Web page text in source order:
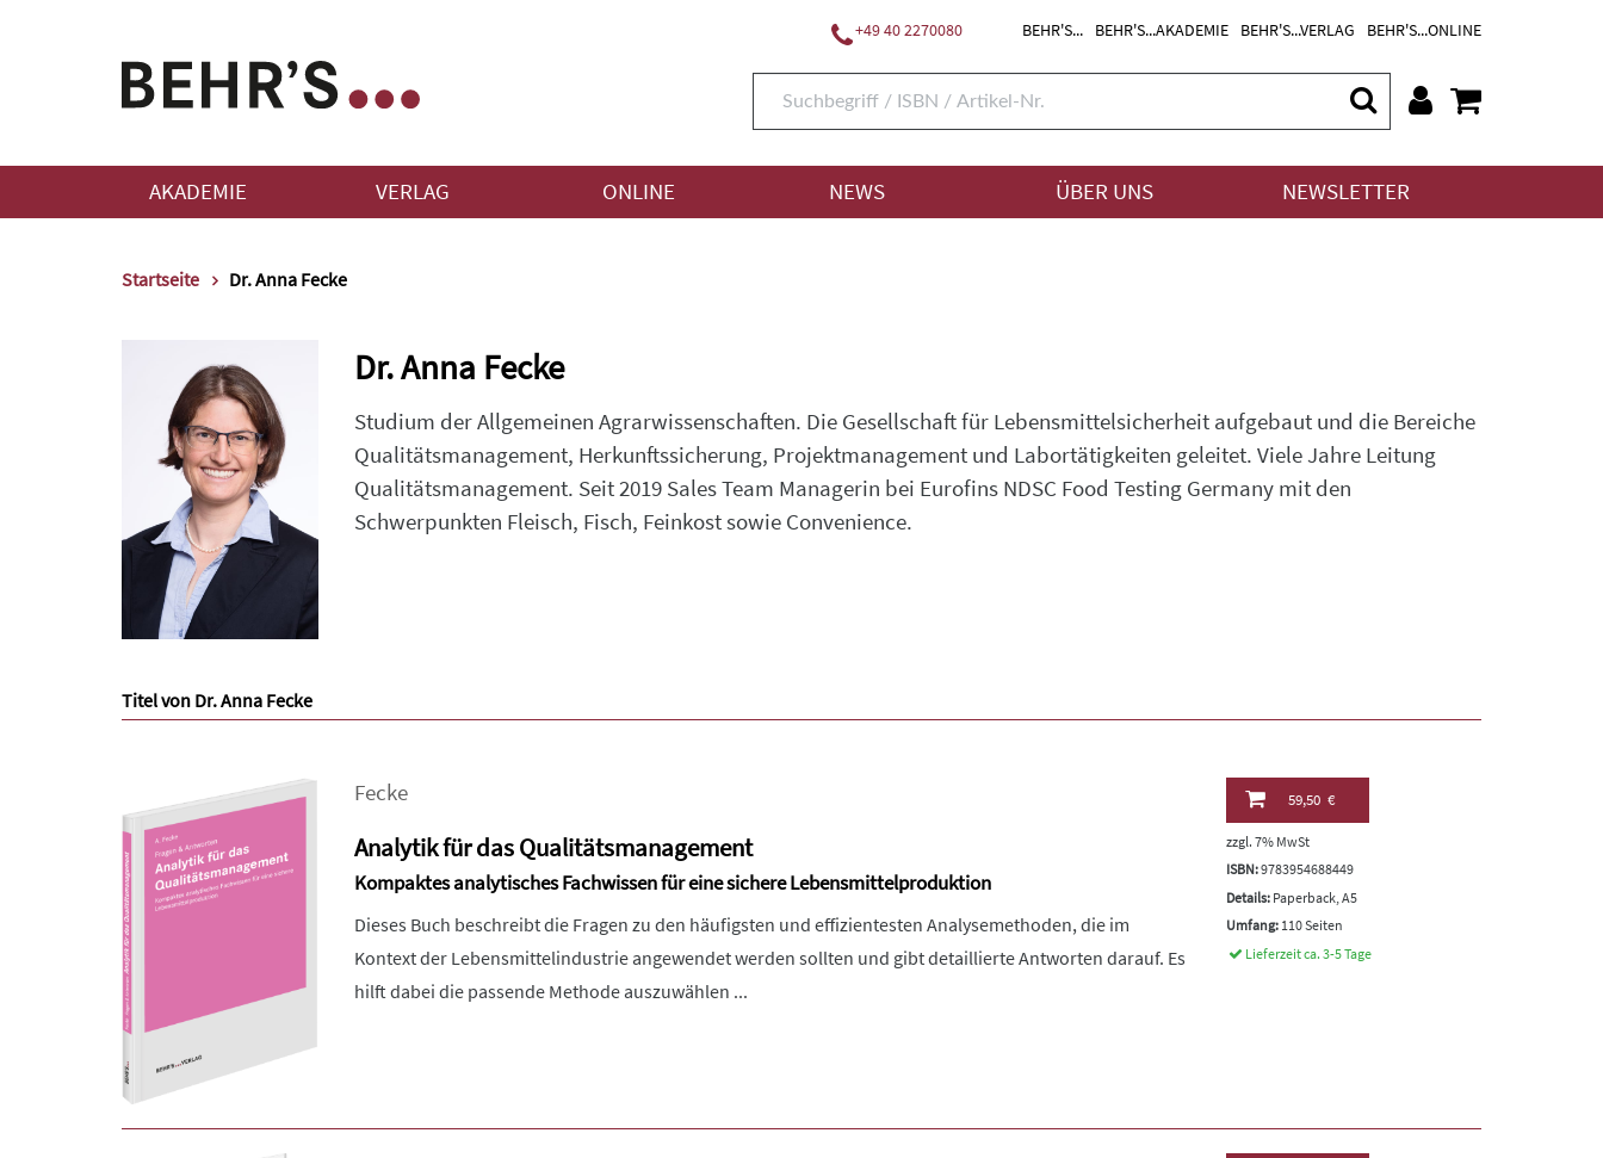
+49 40 2270080 BEHR'S... BEHR'S...AKADEMIE BEHR'S...VERLAG BEHR'S...ONLINE
AKADEMIE VERLAG ONLINE NEWS ÜBER UNS NEWSLETTER
Startseite Dr. Anna Fecke
Dr. Anna Fecke
Studium der Allgemeinen Agrarwissenschaften. Die Gesellschaft für Lebensmittelsicherheit aufgebaut und die Bereiche
Qualitätsmanagement, Herkunftssicherung, Projektmanagement und Labortätigkeiten geleitet. Viele Jahre Leitung
Qualitätsmanagement. Seit 2019 Sales Team Managerin bei Eurofins NDSC Food Testing Germany mit den
Schwerpunkten Fleisch, Fisch, Feinkost sowie Convenience.
Titel von Dr. Anna Fecke
Fecke
Analytik für das Qualitätsmanagement
Kompaktes analytisches Fachwissen für eine sichere Lebensmittelproduktion
Dieses Buch beschreibt die Fragen zu den häufigsten und effizientesten Analysemethoden, die im
Kontext der Lebensmittelindustrie angewendet werden sollten und gibt detaillierte Antworten darauf. Es
hilft dabei die passende Methode auszuwählen ...
59,50 €
zzgl. 7% MwSt
ISBN:9783954688449
Details: Paperback, A5
Umfang: 110 Seiten
Lieferzeit ca. 3-5 Tage